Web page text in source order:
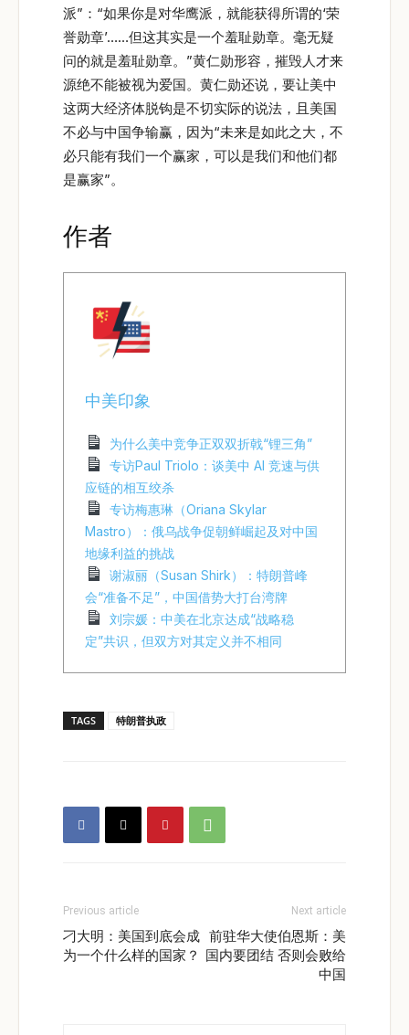
派”：“如果你是对华鹰派，就能获得所谓的‘荣
誉勋章’……但这其实是一个羞耻勋章。毫无疑
问的就是羞耻勋章。”黄仁勋形容，摧毁人才来
源绝不能被视为爱国。黄仁勋还说，要让美中
这两大经济体脱钩是不切实际的说法，且美国
不必与中国争输赢，因为“未来是如此之大，不
必只能有我们一个赢家，可以是我们和他们都
是赢家”。
作者
中美印象
为什么美中竞争正双双折戟“锂三角”
专访Paul Triolo：谈美中 AI 竞速与供
应链的相互绞杀
专访梅惠琳（Oriana Skylar
Mastro）：俄乌战争促朝鲜崛起及对中国
地缘利益的挑战
谢淑丽（Susan Shirk）：特朗普峰
会“准备不足”，中国借势大打台湾牌
刘宗媛：中美在北京达成“战略稳
定”共识，但双方对其定义并不相同
TAGS 特朗普执政
Previous article
刁大明：美国到底会成
为一个什么样的国家？
Next article
前驻华大使伯恩斯：美
国内要团结 否则会败给
中国